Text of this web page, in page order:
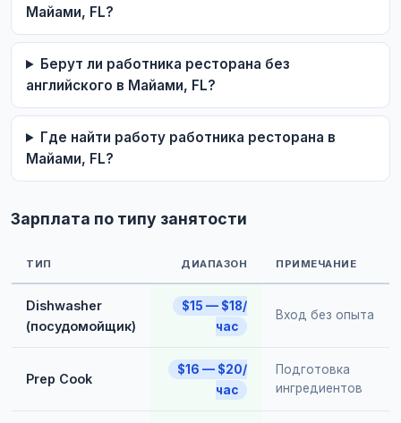
Майами, FL?
Берут ли работника ресторана без
английского в Майами, FL?
Где найти работу работника ресторана в
Майами, FL?
Зарплата по типу занятости
ТИП ДИАПАЗОН ПРИМЕЧАНИЕ
Dishwasher
(посудомойщик)
$15 — $18/
час
Вход без опыта
Prep Cook
$16 — $20/
час
Подготовка
ингредиентов